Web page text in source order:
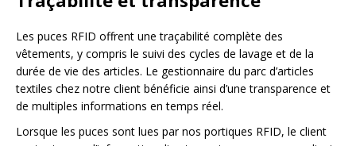
Les puces RFID offrent une traçabilité complète des
vêtements, y compris le suivi des cycles de lavage et de la
durée de vie des articles. Le gestionnaire du parc d’articles
textiles chez notre client bénéficie ainsi d’une transparence et
de multiples informations en temps réel.
Lorsque les puces sont lues par nos portiques RFID, le client